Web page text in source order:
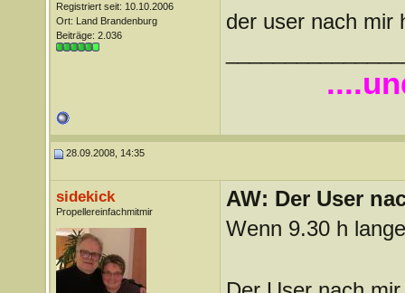
Registriert seit: 10.10.2006
Ort: Land Brandenburg
Beiträge: 2.036
der user nach mir
28.09.2008, 14:35
sidekick
Propellereinfachmitmir
AW: Der User
Wenn 9.30 h